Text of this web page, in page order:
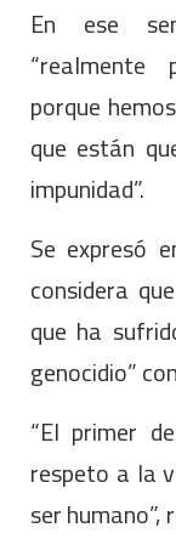
En ese
porque
que están
impunidad”.
Se expresó
considera
que ha
genocidio”
“El primer
respeto a la
ser humano”,